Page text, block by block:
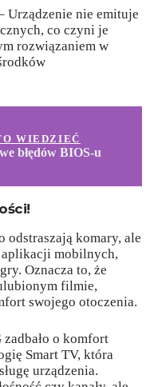
Urządzenie nie emituje
co czyni je
rozwiązaniem w
WIEDZIEĆ
błędów BIOS-u
komary, ale
mobilnych,
Oznacza to, że
filmie,
swojego otoczenia.
o komfort
Smart TV, która
urządzenia.